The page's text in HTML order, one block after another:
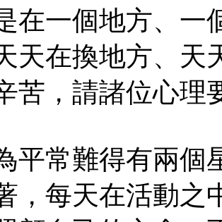
在一個地方、一
天在換地方、天
苦，請諸位心理
常難得有兩個
，每天在活動之